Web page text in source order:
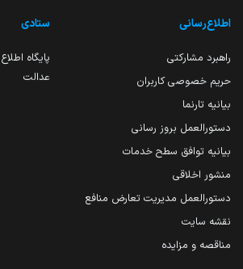
اطلاع‌رسانی
راهبرد مشارکتی
حریم خصوصی کاربران
بیانیه تارنما
دستورالعمل بروز رسانی
بیانیه توافق سطح خدمات
منشور اخلاقی
دستورالعمل مدیریت تعارض منافع
نقشه سایت
مناقصه و مزایده
ستادی
پایگاه
عدالت